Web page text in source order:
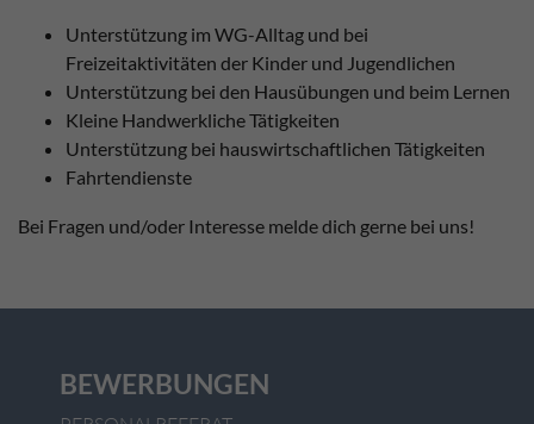
Unterstützung im WG-Alltag und bei
Freizeitaktivitäten der Kinder und Jugendlichen
Unterstützung bei den Hausübungen und beim Lernen
Kleine Handwerkliche Tätigkeiten
Unterstützung bei hauswirtschaftlichen Tätigkeiten
Fahrtendienste
Bei Fragen und/oder Interesse melde dich gerne bei uns!
BEWERBUNGEN